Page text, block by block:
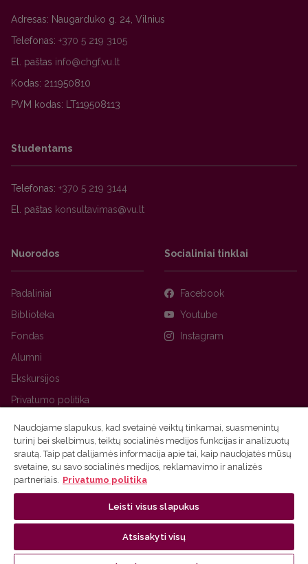
Adresas: Naugarduko g. 24, Vilnius
Telefonas: +370 5 219 3105
El. paštas
Kodas: 211950810
PVM kodas: LT119508113
Studentams
Telefonas: +370 5 219 3144
El. paštas
Nuorodos
Padaliniai
Biblioteka
Fondas
Alumni
Ekskursijos
Privatumo politika
Socialiniai tinklai
Facebook
Youtube
Instagram
Ⓒ 2026 Vilniaus universitetas Tinklalapio administratorius
Naudojame slapukus, kad svetainė veiktų tinkamai, suasmenintų
turinį bei skelbimus, teiktų socialinės medijos funkcijas ir analizuotų
srautą. Taip pat dalijamės informacija apie tai, kaip naudojatės mūsų
svetaine, su savo socialinės medijos, reklamavimo ir analizės
partneriais. Privatumo politika
Leisti visus slapukus
Atsisakyti visų